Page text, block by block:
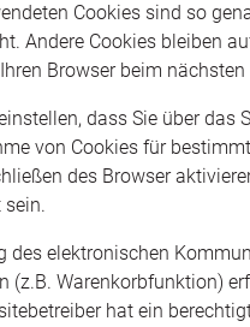
Cookies sind so
Andere Cookies bleiben
Browser beim
dass Sie über
von Cookies für
des Browser
sein.
des elektronischen
(z.B. Warenkorbfunktion)
hat ein